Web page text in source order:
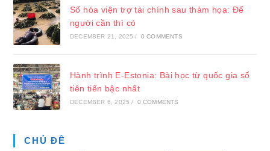
Số hóa viện trợ tài chính sau thảm họa: Để
người cần thì có
DECEMBER 21, 2025 / 0 COMMENTS
Hành trình E-Estonia: Bài học từ quốc gia số
tiên tiến bậc nhất
DECEMBER 6, 2025 / 0 COMMENTS
CHỦ ĐỀ